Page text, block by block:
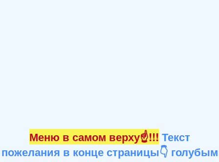
Меню в самом верху☝!!! Текст
пожелания в конце страницы👇 голубым